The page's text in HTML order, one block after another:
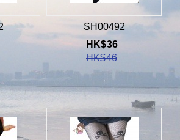
SH00492
HK$36
HK$46